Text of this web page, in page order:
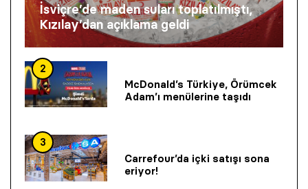
İsviçre’de maden suları toplatılmıştı,
Kızılay’dan açıklama geldi
2
McDonald’s Türkiye, Örümcek
Adam’ı menülerine taşıdı
3
Carrefour’da içki satışı sona
eriyor!